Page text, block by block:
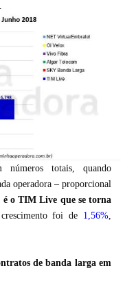
totais, quando
operadora – proporcional
é o TIM Live que se torna
foi de 1,56%,
de banda larga em